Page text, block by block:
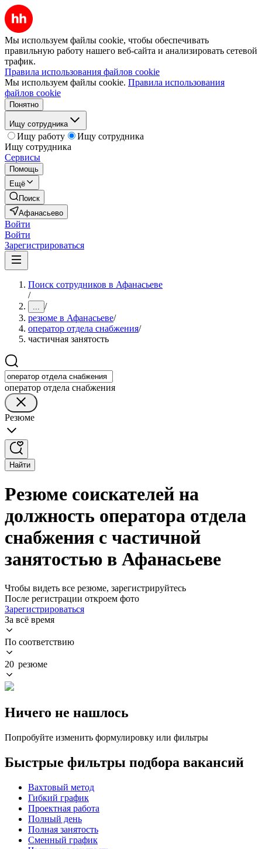
Мы используем файлы cookie, чтобы обеспечивать
правильную работу нашего веб-сайта и анализировать сетевой
трафик.
Правила использования файлов cookie
Мы используем файлы cookie. Правила использования
файлов cookie
Понятно
Ищу сотрудника
Ищу работу
Ищу сотрудника
Ищу сотрудника
Сервисы
Помощь
Ещё
Поиск
Афанасьево
Войти
Войти
Зарегистрироваться
Поиск сотрудников в Афанасьеве
/
... /
резюме в Афанасьеве/
оператор отдела снабжения/
частичная занятость
оператор отдела снабжения
Резюме
Найти
Резюме соискателей на
должность оператора отдела
снабжения с частичной
занятостью в Афанасьеве
Чтобы видеть все резюме, зарегистрируйтесь
После регистрации откроем фото
Зарегистрироваться
За всё время
По соответствию
20 резюме
Ничего не нашлось
Попробуйте изменить формулировку или фильтры
Быстрые фильтры подбора вакансий
Вахтовый метод
Гибкий график
Проектная работа
Полный день
Полная занятость
Сменный график